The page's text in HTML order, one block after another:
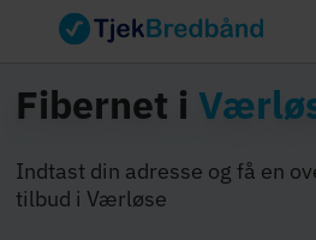
Fibernet i
Indtast din adresse og få en
tilbud i Værløse